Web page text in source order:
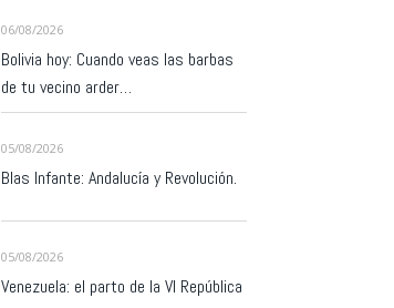
06/08/2026
Bolivia hoy: Cuando veas las barbas
de tu vecino arder…
05/08/2026
Blas Infante: Andalucía y Revolución.
05/08/2026
Venezuela: el parto de la VI República